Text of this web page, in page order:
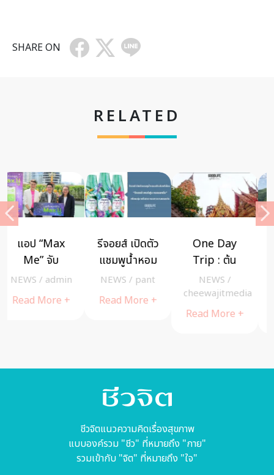
SHARE ON
RELATED
One Day
Trip : ต้น
จามจุรียักษ์ –
วัดถ้ำเสือ ที่
NEWS/
cheewajitmedia
ออเนอร์ เผย
ไอเท็มเด็ด ตัว
ช่วยเก็บภาพ
แบบจุกๆ ได้
NEWS/A
Cuisine
พรุ ณ ตรีสรา
รีสอร์ท ใน
เครือ มนทาระ
ประดับ 1 ดาว
มิชลิน แห่ง
NEWS
Cuisine
Read More +
ชีวจิตแนวความคิดเรื่องสุขภาพ
แบบองค์รวม "ชีว" ที่หมายถึง "กาย"
รวมเข้ากับ "จิต" ที่หมายถึง "ใจ"